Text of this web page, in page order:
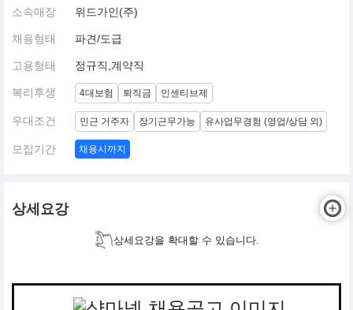
소속매장 위드가인(주)
채용형태 파견/도급
고용형태 정규직,계약직
복리후생 4대보험 퇴직금 인센티브제
우대조건 인근 거주자 장기근무가능 유사업무경험 (영업/상담 외)
모집기간 채용시까지
상세요강
상세요강을 확대할 수 있습니다.